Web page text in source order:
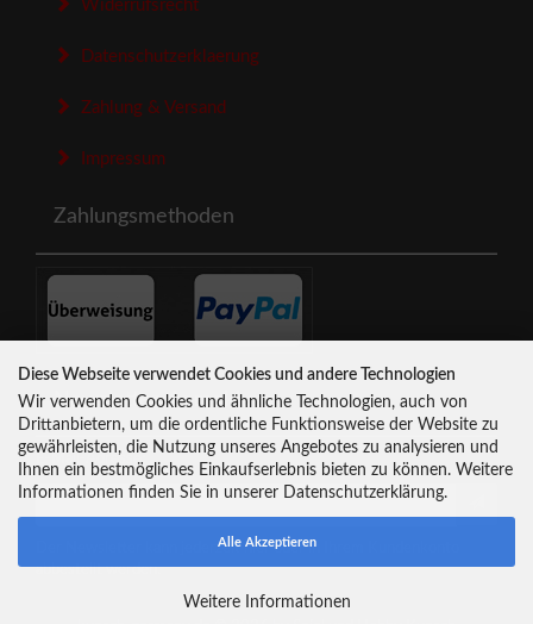
Widerrufsrecht
Datenschutzerklaerung
Zahlung & Versand
Impressum
Zahlungsmethoden
Newsletter-Anmeldung
E-Mail-Adresse:
Der Newsletter kann jederzeit hier oder in Ihrem Kundenkonto
abbestellt werden.
Diese Webseite verwendet Cookies und andere Technologien
Wir verwenden Cookies und ähnliche Technologien, auch von
Drittanbietern, um die ordentliche Funktionsweise der Website zu
gewährleisten, die Nutzung unseres Angebotes zu analysieren und
Ihnen ein bestmögliches Einkaufserlebnis bieten zu können. Weitere
Informationen finden Sie in unserer Datenschutzerklärung.
Alle Akzeptieren
Weitere Informationen